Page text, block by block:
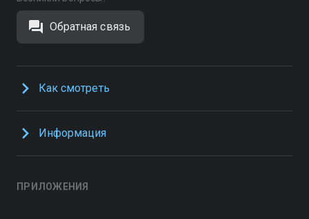
Обратная связь
Как смотреть
Информация
ПРИЛОЖЕНИЯ